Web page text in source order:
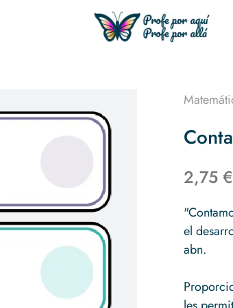
2,75 €
el
abn.